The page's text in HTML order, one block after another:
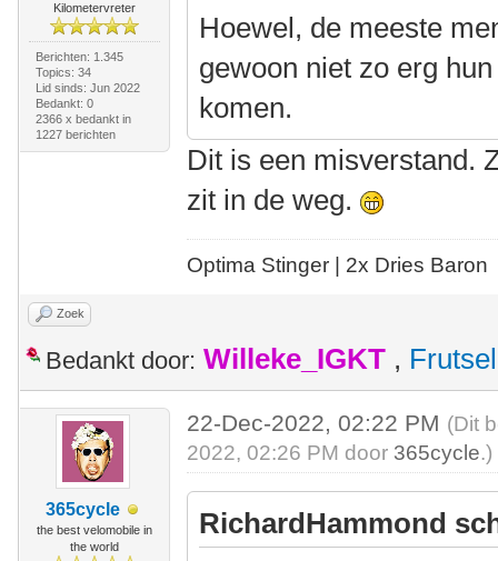
Kilometervreter
Berichten: 1.345
Topics: 34
Lid sinds: Jun 2022
Bedankt: 0
2366 x bedankt in
1227 berichten
Hoewel, de meeste
gewoon niet zo erg
komen.
Dit is een misverstand.
zit in de weg.
Optima Stinger | 2x Dries Baron
Zoek
Bedankt door: Willeke_IGKT , Frutsel
365cycle
the best velomobile in
the world
22-Dec-2022, 02:22 PM (Dit
2022, 02:26 PM door 365cycle.)
RichardHammond